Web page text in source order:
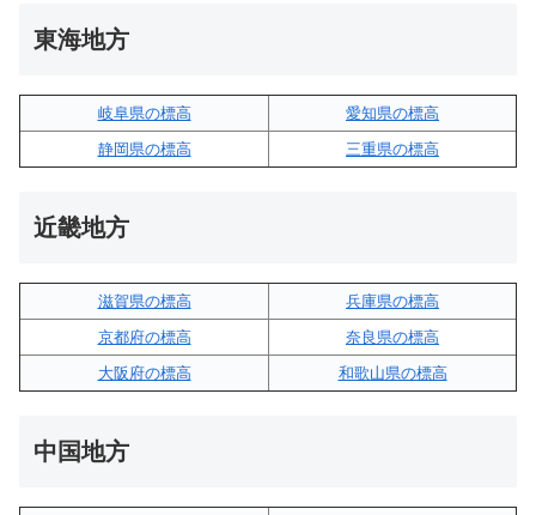
東海地方
岐阜県の標高
愛知県の標高
静岡県の標高
三重県の標高
近畿地方
滋賀県の標高
兵庫県の標高
京都府の標高
奈良県の標高
大阪府の標高
和歌山県の標高
中国地方